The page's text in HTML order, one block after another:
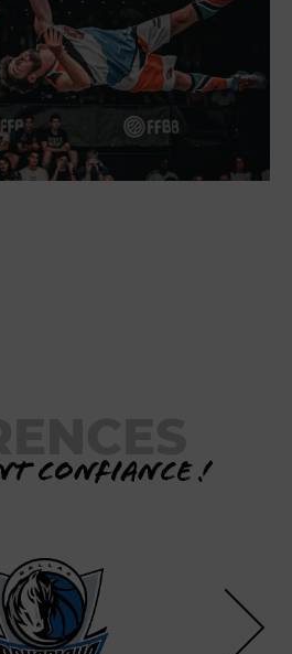
confiance !